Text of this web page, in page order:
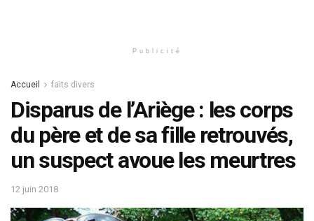
Publicité
Accueil faits divers
Disparus de l’Ariège : les corps
du père et de sa fille retrouvés,
un suspect avoue les meurtres
12 juin 2018